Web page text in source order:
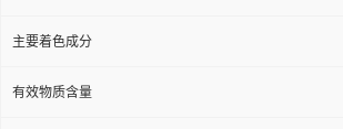
主要着色成分
有效物质含量